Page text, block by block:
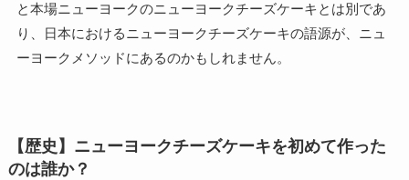
と本場ニューヨークのニューヨークチーズケーキとは別であ
り、日本におけるニューヨークチーズケーキの語源が、ニュ
ーヨークメソッドにあるのかもしれません。
【歴史】ニューヨークチーズケーキを初めて作った
のは誰か？